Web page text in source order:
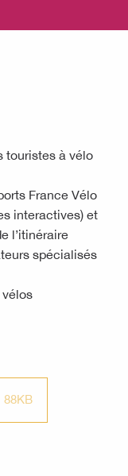
touristes à vélo
France Vélo
interactives) et
l’itinéraire
spécialisés
vélos
88KB